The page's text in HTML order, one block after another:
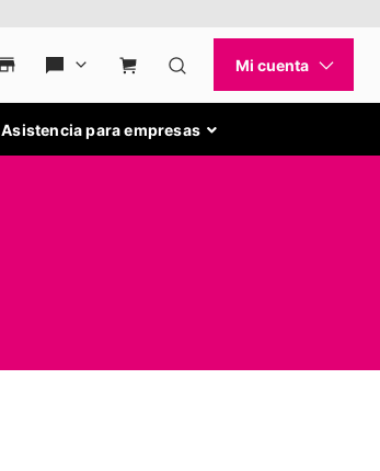
Asistencia para empresas